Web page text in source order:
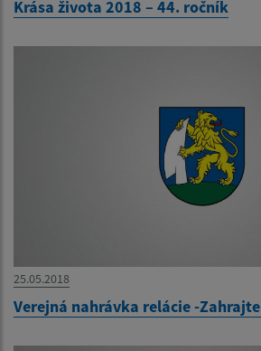
Krása života 2018 – 44. ročník
25.05.2018
Verejná nahrávka relácie -